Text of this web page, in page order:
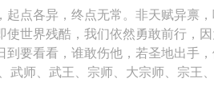
起点各异，终点无常。非天赋异禀
使世界残酷，我们依然勇敢前行，
到要看看，谁敢伤他，若圣地出手